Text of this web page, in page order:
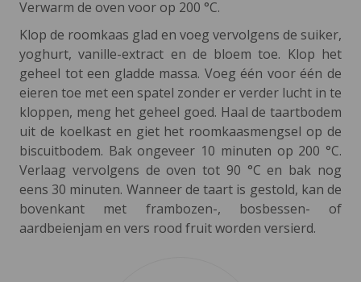
Verwarm de oven voor op 200 °C.
Klop de roomkaas glad en voeg vervolgens de suiker,
yoghurt, vanille-extract en de bloem toe. Klop het
geheel tot een gladde massa. Voeg één voor één de
eieren toe met een spatel zonder er verder lucht in te
kloppen, meng het geheel goed. Haal de taartbodem
uit de koelkast en giet het roomkaasmengsel op de
biscuitbodem. Bak ongeveer 10 minuten op 200 °C.
Verlaag vervolgens de oven tot 90 °C en bak nog
eens 30 minuten. Wanneer de taart is gestold, kan de
bovenkant met frambozen-, bosbessen- of
aardbeienjam en vers rood fruit worden versierd.